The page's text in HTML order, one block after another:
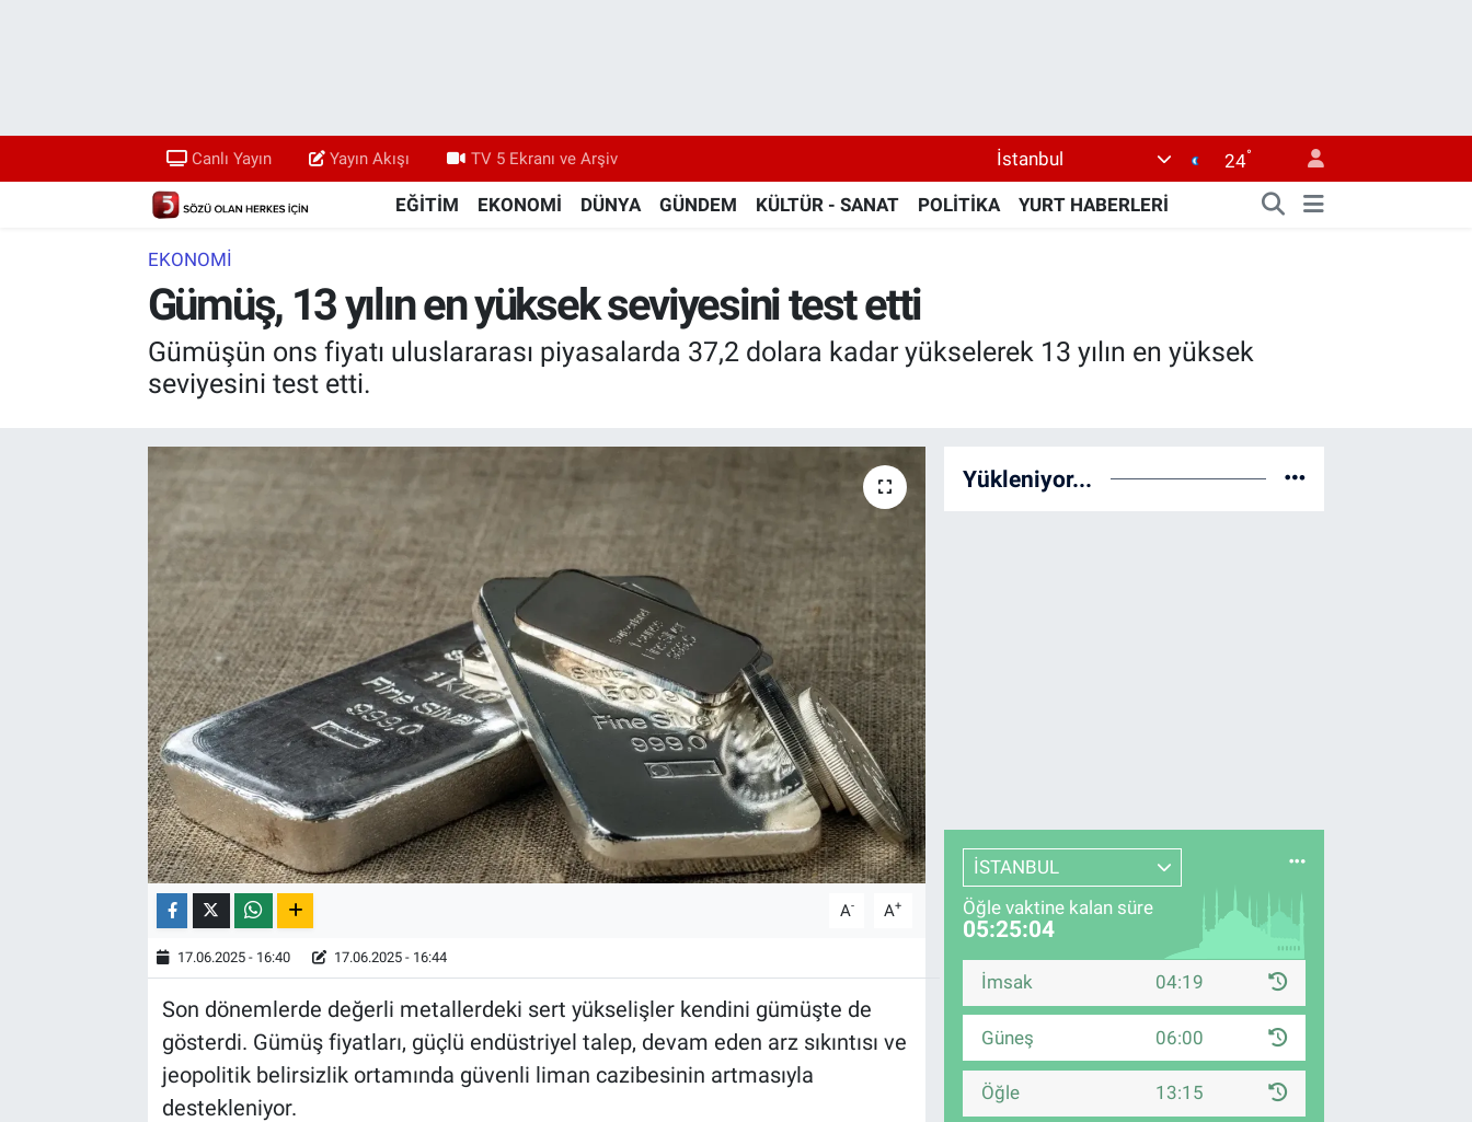
Canlı Yayın Yayın Akışı TV 5 Ekranı ve Arşiv İstanbul 24°
EĞİTİM EKONOMİ DÜNYA GÜNDEM KÜLTÜR - SANAT POLİTİKA YURT HABERLERİ
EKONOMİ
Gümüş, 13 yılın en yüksek seviyesini test etti
Gümüşün ons fiyatı uluslararası piyasalarda 37,2 dolara kadar yükselerek 13 yılın en yüksek
seviyesini test etti.
A- A+
17.06.2025 - 16:40 17.06.2025 - 16:44
Son dönemlerde değerli metallerdeki sert yükselişler kendini gümüşte de
gösterdi. Gümüş fiyatları, güçlü endüstriyel talep, devam eden arz sıkıntısı ve
jeopolitik belirsizlik ortamında güvenli liman cazibesinin artmasıyla
destekleniyor.
Yükleniyor...
İSTANBUL
Öğle vaktine kalan süre
05:25:03
İmsak 04:19
Güneş 06:00
Öğle 13:15
Yayın Akışı
TV 5 Ekranı ve Arşiv